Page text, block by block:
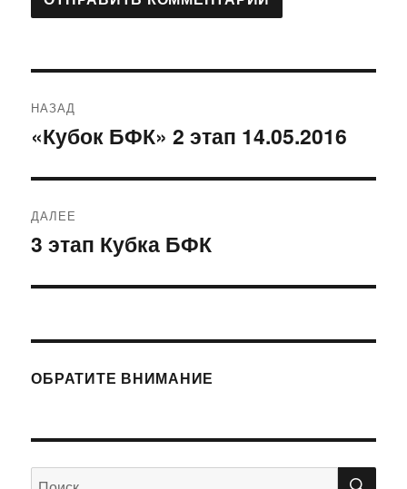
по
НАЗАД
Предыдущая
«Кубок БФК» 2 этап 14.05.2016
ДАЛЕЕ
Следующая
3 этап Кубка БФК
ОБРАТИТЕ ВНИМАНИЕ
Искать: